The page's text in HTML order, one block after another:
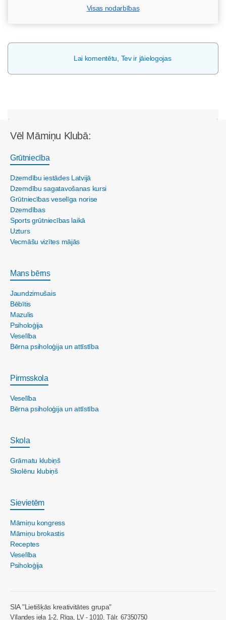
Visas nodarbības
Lai komentētu, Tev ir jāielogojas
Vēl Māmiņu Klubā:
Grūtniecība
Dzemdību iestādes Latvijā
Dzemdību sagatavošanas kursi
Grūtniecības veselīga norise
Dzemdības
Sports grūtniecības laikā
Uzturs
Vecmāšu vizītes mājās
Mans bērns
Jaundzimušais
Bēbītis
Mazulis
Psiholoģija
Veselība
Bērna psiholoģija un attīstība
Pirmsskola
Veselība
Bērna psiholoģija un attīstība
Skola
Grāmatu klubiņš
Skolēnu klubiņš
Sievietēm
Māmiņu kongress
Māmiņu brokastis
Receptes
Veselība
Psiholoģija
SIA "Lietišķās kreativitātes grupa"
Vīlandes iela 1-2, Rīga, LV - 1010, Tālr. 67350750